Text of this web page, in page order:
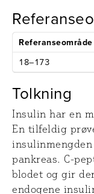
Referanseområde
18–173
Tolkning
Insulin har en
En tilfeldig
pankreas. C-
blodet og gir
endogene